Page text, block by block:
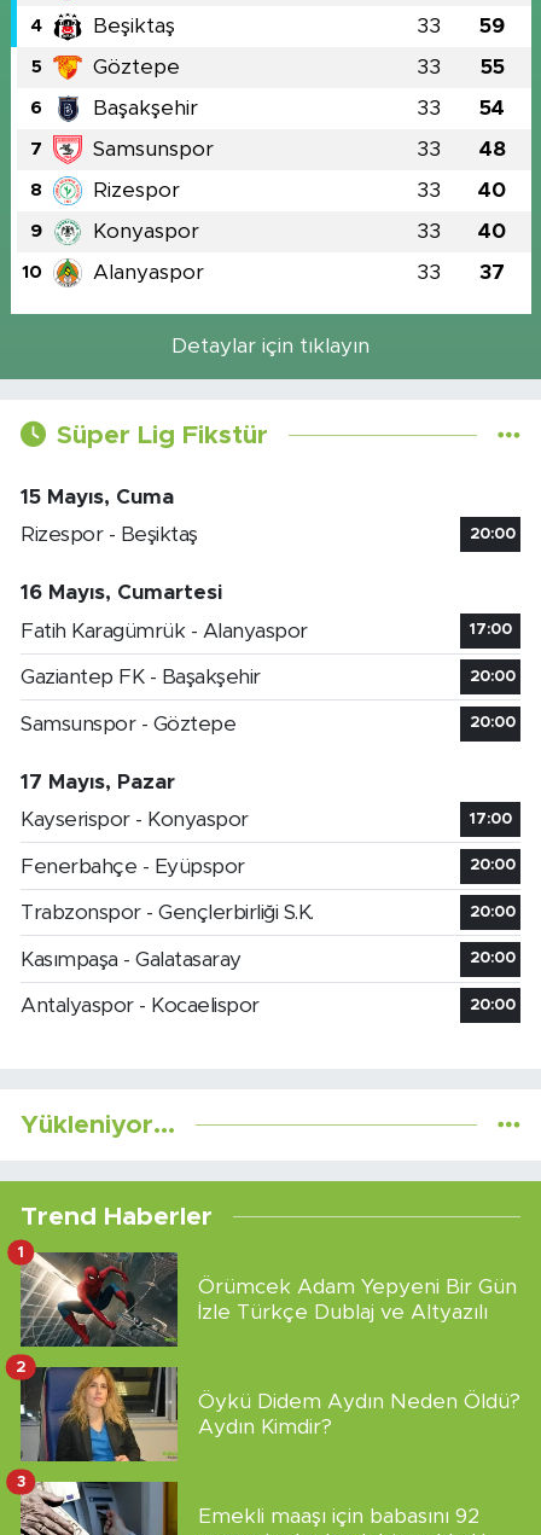
4 Beşiktaş 33 59
5 Göztepe 33 55
6 Başakşehir 33 54
7 Samsunspor 33 48
8 Rizespor 33 40
9 Konyaspor 33 40
10 Alanyaspor 33 37
Detaylar için tıklayın
Süper Lig Fikstür
15 Mayıs, Cuma
Rizespor - Beşiktaş
20:00
16 Mayıs, Cumartesi
Fatih Karagümrük - Alanyaspor
17:00
Gaziantep FK - Başakşehir 20:00
Samsunspor - Göztepe 20:00
17 Mayıs, Pazar
Kayserispor - Konyaspor
17:00
Fenerbahçe - Eyüpspor 20:00
Trabzonspor - Gençlerbirliği S.K. 20:00
Kasımpaşa - Galatasaray 20:00
Antalyaspor - Kocaelispor 20:00
Yükleniyor...
Trend Haberler
Örümcek Adam Yepyeni Bir Gün
İzle Türkçe Dublaj ve Altyazılı
1
Öykü Didem Aydın Neden Öldü?
Aydın Kimdir?
2
Emekli maaşı için babasını 92
3